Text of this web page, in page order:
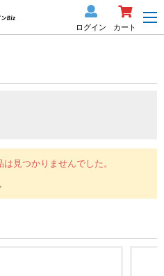
ログイン カート
見つかりませんでした。